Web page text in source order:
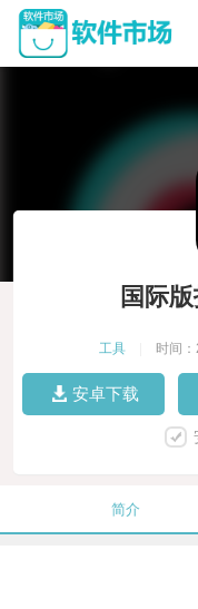
国际
工具 时间
安卓下载
简介